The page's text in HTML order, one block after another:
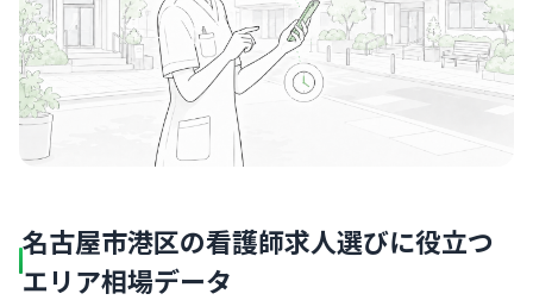
名古屋市港区の看護師求人選びに役立つ
エリア相場データ